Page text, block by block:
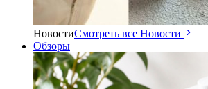
НовостиСмотреть все Новости
Обзоры